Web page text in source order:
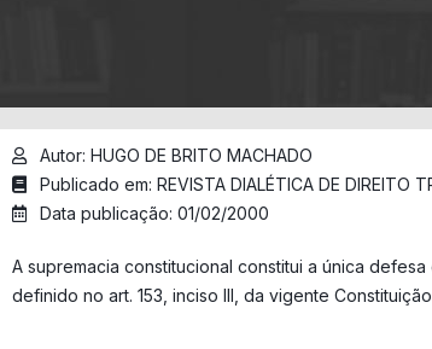
Autor: HUGO DE BRITO MACHADO
Publicado em: REVISTA DIALÉTICA DE DIREITO
Data publicação: 01/02/2000
A supremacia constitucional constitui a única
definido no art. 153, inciso Ill, da vigente